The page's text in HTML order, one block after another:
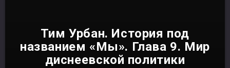
Тим Урбан. История под
названием «Мы». Глава 9. Мир
диснеевской политики